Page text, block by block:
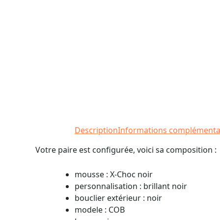
DescriptionInformations
Votre paire est configurée, voici sa composition :
mousse : X-Choc noir
personnalisation : brillant noir
bouclier extérieur : noir
modele : COB